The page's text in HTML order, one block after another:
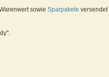
sowieSparpakete versendet